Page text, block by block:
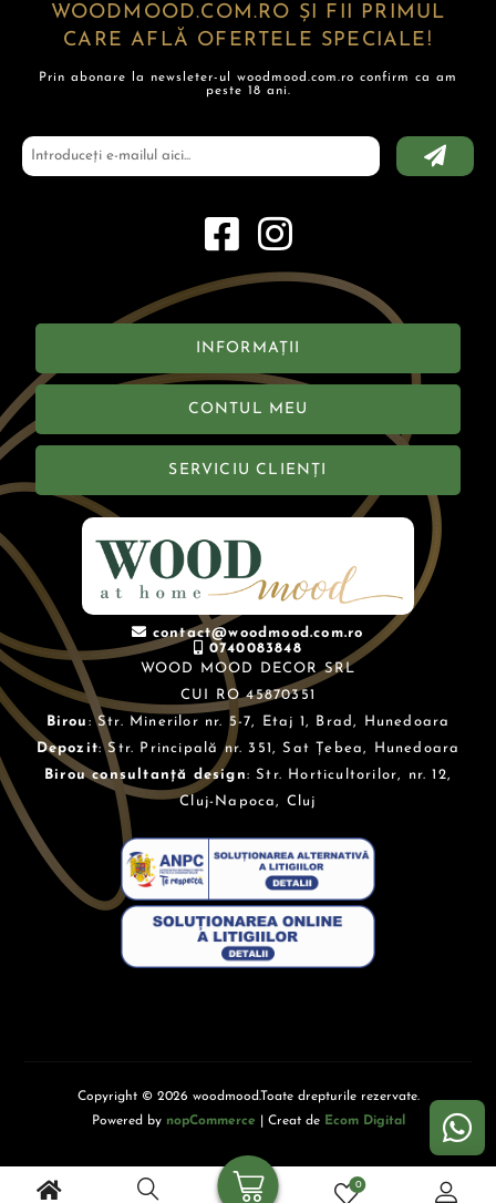
0
WOODMOOD.COM.RO ȘI FII PRIMUL
CARE AFLĂ OFERTELE SPECIALE!
Prin abonare la newsleter-ul woodmood.com.ro confirm ca am
peste 18 ani.
INFORMAȚII
CONTUL MEU
SERVICIU CLIENȚI
contact@woodmood.com.ro
0740083848
WOOD MOOD DECOR SRL
CUI RO 45870351
Birou : Str. Minerilor nr. 5-7, Etaj 1, Brad, Hunedoara
Depozit: Str. Principală nr. 351, Sat Țebea, Hunedoara
Birou consultanță design: Str. Horticultorilor, nr. 12,
Cluj-Napoca, Cluj
Copyright © 2026 woodmood.Toate drepturile rezervate.
Powered by nopCommerce | Creat de Ecom Digital